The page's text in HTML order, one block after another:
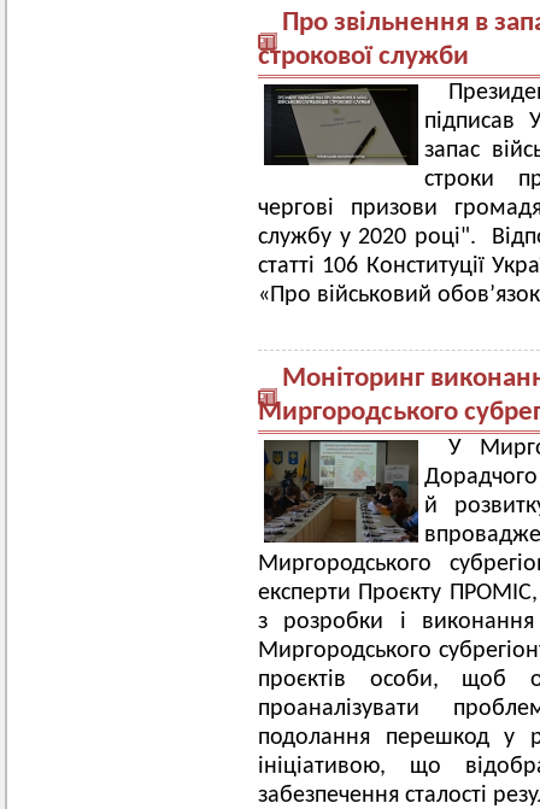
Про звільнення в
строкової служби
підписав
запас
строки
чергові призови
службу у 2020 році".
статті 106 Конституції
«Про військовий
Моніторинг
Миргородського
У
Дорадчого
й
Миргородського
експерти Проєкту
з розробки і виконання
Миргородського
проєктів особи, щоб
проаналізувати
подолання перешкод у
ініціативою, що
забезпечення сталості